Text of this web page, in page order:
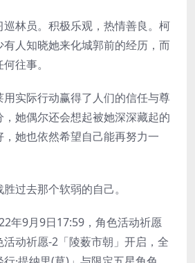
林员。积极乐观，热情善良。柯
人知晓她来化城郭前的经历，而
往事。
实际行动赢得了人们的信任与尊
她偶尔还会想起被她深深藏起的
她也依然希望自己能再努力一
过去那个软弱的自己。
年9月9日17:59，角色活动祈愿
活动祈愿-2「陵薮市朝」开启，全